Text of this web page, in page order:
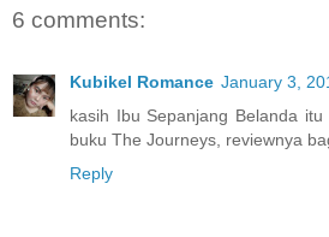
6 comments:
Kubikel Romance January 3,
kasih Ibu Sepanjang Belanda
buku The Journeys, reviewnya
Reply